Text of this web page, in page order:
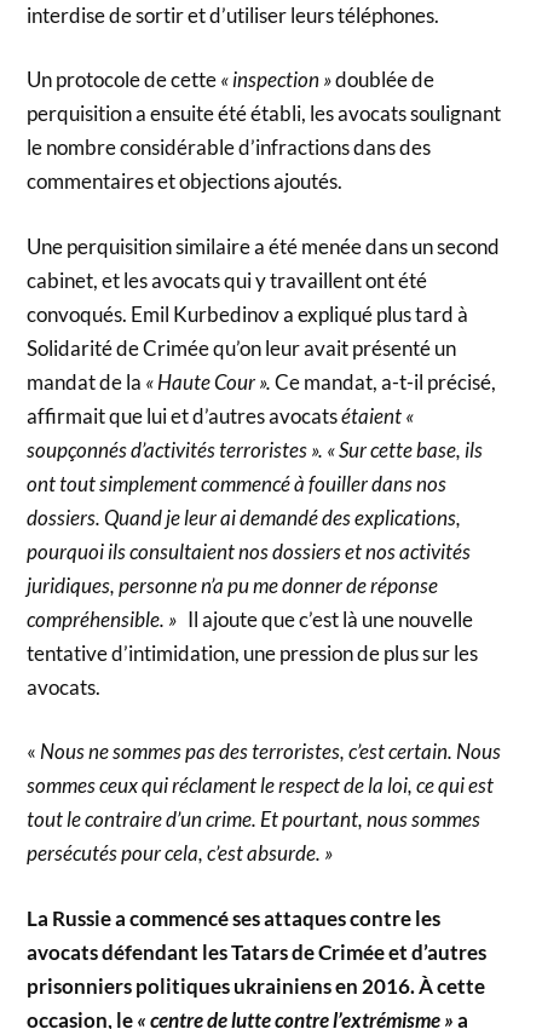
interdise de sortir et d’utiliser leurs téléphones.
Un protocole de cette« inspection »doublée de
perquisition a ensuite été établi, les avocats soulignant
le nombre considérable d’infractions dans des
commentaires et objections ajoutés.
Une perquisition similaire a été menée dans un second
cabinet, et les avocats qui y travaillent ont été
convoqués. Emil Kurbedinov a expliqué plus tard à
Solidarité de Crimée qu’on leur avait présenté un
mandat de la « Haute Cour ».Ce mandat, a-t-il précisé,
affirmait que lui et d’autres avocatsétaient «
soupçonnés d’activités terroristes ». « Sur cette base, ils
ont tout simplement commencé à fouiller dans nos
dossiers. Quand je leur ai demandé des explications,
pourquoi ils consultaient nos dossiers et nos activités
juridiques, personne n’a pu me donner de réponse
compréhensible. » Il ajoute que c’est là une nouvelle
tentative d’intimidation, une pression de plus sur les
avocats.
« Nous ne sommes pas des terroristes, c’est certain. Nous
sommes ceux qui réclament le respect de la loi, ce qui est
tout le contraire d’un crime. Et pourtant, nous sommes
persécutés pour cela, c’est absurde. »
La Russie a commencé ses attaques contre les
avocats défendant les Tatars de Crimée et d’autres
prisonniers politiques ukrainiens en 2016. À cette
occasion, le« centre de lutte contre l’extrémisme »a